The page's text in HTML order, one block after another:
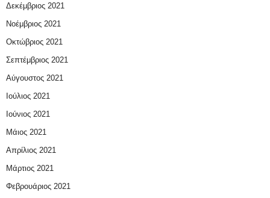
Δεκέμβριος 2021
Νοέμβριος 2021
Οκτώβριος 2021
Σεπτέμβριος 2021
Αύγουστος 2021
Ιούλιος 2021
Ιούνιος 2021
Μάιος 2021
Απρίλιος 2021
Μάρτιος 2021
Φεβρουάριος 2021